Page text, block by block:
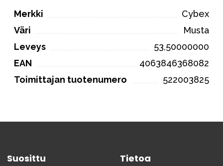
Merkki
Cybex
Väri
Musta
Leveys
53,50000000
EAN
4063846368082
Toimittajan tuotenumero
522003825
Suosittu Tietoa